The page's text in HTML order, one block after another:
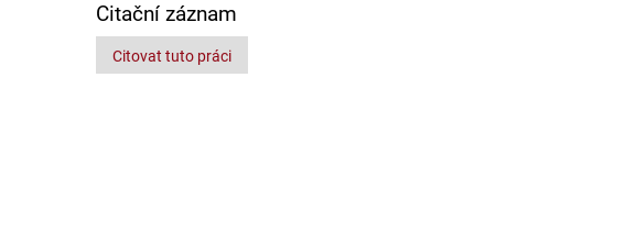
Citační záznam
Citovat tuto práci